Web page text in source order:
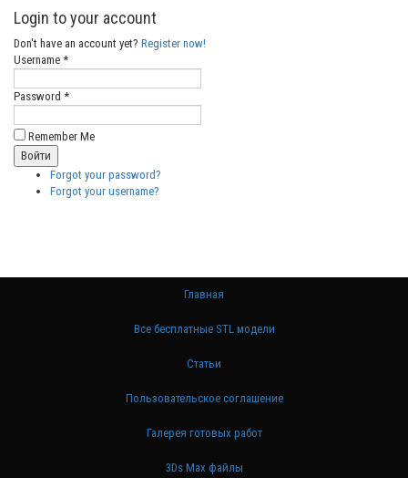
Login to your account
Don't have an account yet? Register now!
Username *
Password *
Remember Me
Forgot your password?
Forgot your username?
Главная
Все бесплатные STL модели
Статьи
Пользовательское соглашение
Галерея готовых работ
3Ds Max файлы